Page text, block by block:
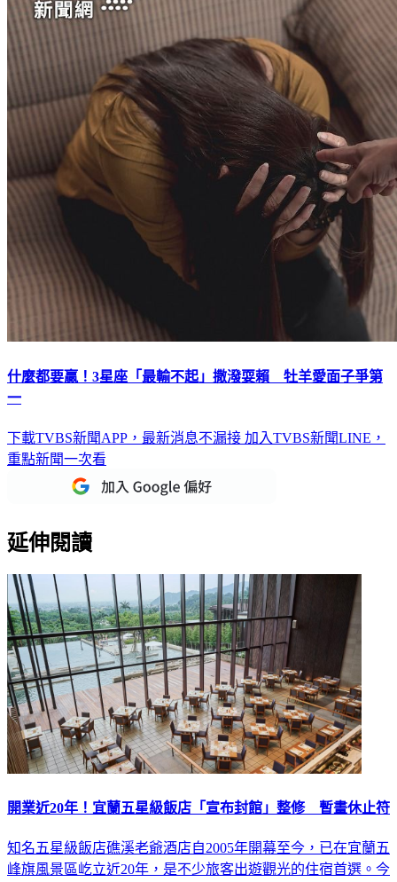
什麼都要贏！3星座「最輸不起」撒潑耍賴 牡羊愛面子爭第
一
下載TVBS新聞APP，最新消息不漏接 加入TVBS新聞LINE，
重點新聞一次看
延伸閱讀
開業近20年！宜蘭五星級飯店「宣布封館」整修 暫畫休止符
知名五星級飯店礁溪老爺酒店自2005年開幕至今，已在宜蘭五
峰旗風景區屹立近20年，是不少旅客出遊觀光的住宿首選。今